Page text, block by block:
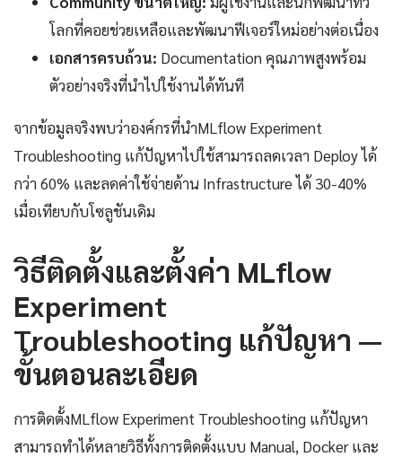
โลกที่คอยช่วยเหลือและพัฒนาฟีเจอร์ใหม่อย่างต่อเนื่อง
เอกสารครบถ้วน: Documentation คุณภาพสูงพร้อม
ตัวอย่างจริงที่นำไปใช้งานได้ทันที
จากข้อมูลจริงพบว่าองค์กรที่นำMLflow Experiment
Troubleshooting แก้ปัญหาไปใช้สามารถลดเวลา Deploy ได้
กว่า 60% และลดค่าใช้จ่ายด้าน Infrastructure ได้ 30-40%
เมื่อเทียบกับโซลูชันเดิม
วิธีติดตั้งและตั้งค่า MLflow
Experiment
Troubleshooting แก้ปัญหา —
ขั้นตอนละเอียด
การติดตั้งMLflow Experiment Troubleshooting แก้ปัญหา
สามารถทำได้หลายวิธีทั้งการติดตั้งแบบ Manual, Docker และ